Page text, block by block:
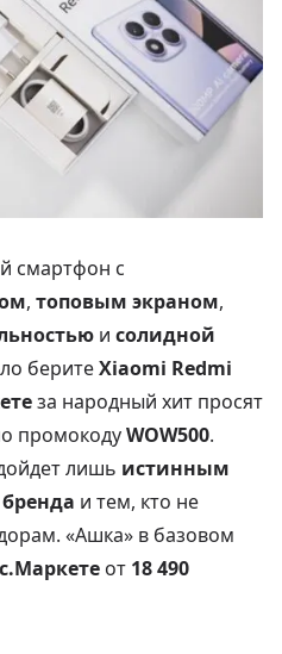
смартфон с
, топовым экраном,
и солидной
беритеXiaomi Redmi
за народный хит просят
промокодуWOW500.
лишь истинным
и тем, кто не
«Ашка» в базовом
от 18 490